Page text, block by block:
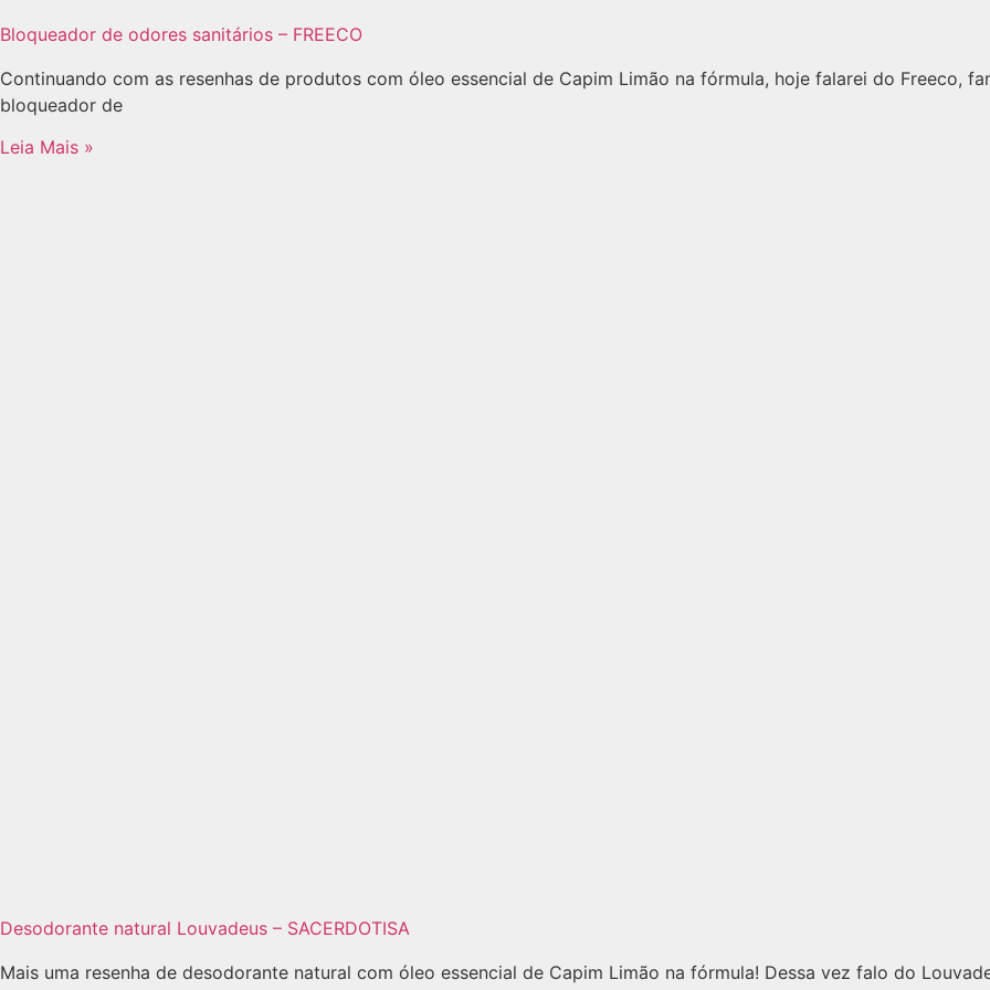
Bloqueador de odores sanitários – FREECO
Continuando com as resenhas de produtos com óleo essencial de Capim Limão na fórmula, hoje falarei do Freeco,
bloqueador de
Leia Mais »
Desodorante natural Louvadeus – SACERDOTISA
Mais uma resenha de desodorante natural com óleo essencial de Capim Limão na fórmula! Dessa vez falo do